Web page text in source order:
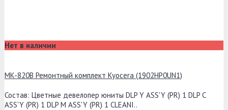
Нет в наличии
MK-820B Ремонтный комплект Kyocera (1902HP0UN1)
Состав: Цветные девелопер юниты DLP Y ASS'Y (PR) 1 DLP C
ASS'Y (PR) 1 DLP M ASS'Y (PR) 1 CLEANI..